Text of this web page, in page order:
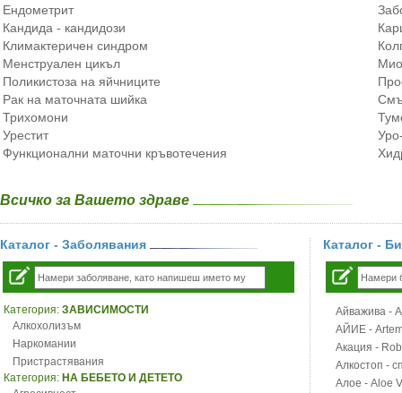
Ендометрит
Кандида - кандидози
Климактеричен синдром
Менструален цикъл
Поликистоза на яйчниците
Рак на маточната шийка
Трихомони
Урестит
Функционални маточни кръвотечения
Всичко за Вашето здраве
Каталог - Заболявания
Категория: ЗАВИСИМОСТИ
Алкохолизъм
Наркомании
Пристрастявания
Категория: НА БЕБЕТО И ДЕТЕТО
Каталог -
Айважива -
АЙИЕ -
Акация -
Алкостоп -
Алое - Aloe